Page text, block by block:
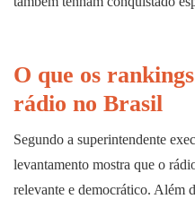
O que os
rádio no Brasil
Segundo a superintendente
levantamento mostra que o
relevante e democrático. Além